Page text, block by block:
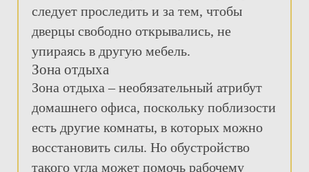
следует проследить и за тем, чтобы
дверцы свободно открывались, не
упираясь в другую мебель.
Зона отдыха
Зона отдыха – необязательный атрибут
домашнего офиса, поскольку поблизости
есть другие комнаты, в которых можно
восстановить силы. Но обустройство
такого угла может помочь рабочему